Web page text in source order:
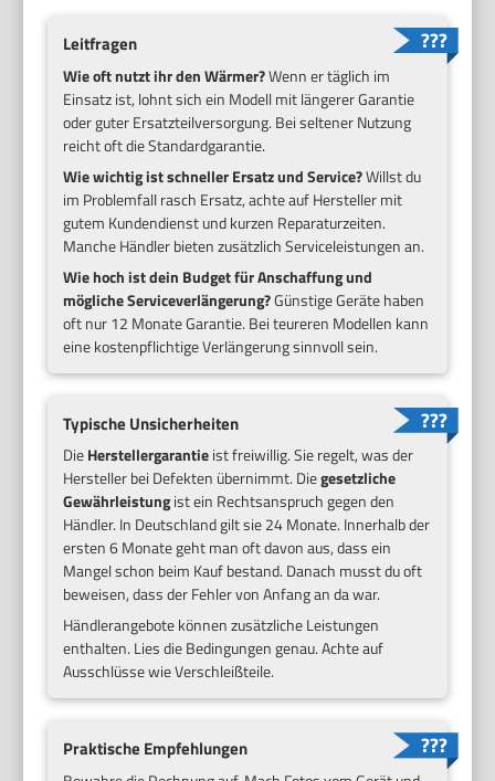
Leitfragen
Wie oft nutzt ihr den Wärmer?Wenn er täglich im
Einsatz ist, lohnt sich ein Modell mit längerer Garantie
oder guter Ersatzteilversorgung. Bei seltener Nutzung
reicht oft die Standardgarantie.
Wie wichtig ist schneller Ersatz und Service?Willst du
im Problemfall rasch Ersatz, achte auf Hersteller mit
gutem Kundendienst und kurzen Reparaturzeiten.
Manche Händler bieten zusätzlich Serviceleistungen an.
Wie hoch ist dein Budget für Anschaffung und
mögliche Serviceverlängerung?Günstige Geräte haben
oft nur 12 Monate Garantie. Bei teureren Modellen kann
eine kostenpflichtige Verlängerung sinnvoll sein.
Typische Unsicherheiten
DieHerstellergarantieist freiwillig. Sie regelt, was der
Hersteller bei Defekten übernimmt. Diegesetzliche
Gewährleistungist ein Rechtsanspruch gegen den
Händler. In Deutschland gilt sie 24 Monate. Innerhalb der
ersten 6 Monate geht man oft davon aus, dass ein
Mangel schon beim Kauf bestand. Danach musst du oft
beweisen, dass der Fehler von Anfang an da war.
Händlerangebote können zusätzliche Leistungen
enthalten. Lies die Bedingungen genau. Achte auf
Ausschlüsse wie Verschleißteile.
Praktische Empfehlungen